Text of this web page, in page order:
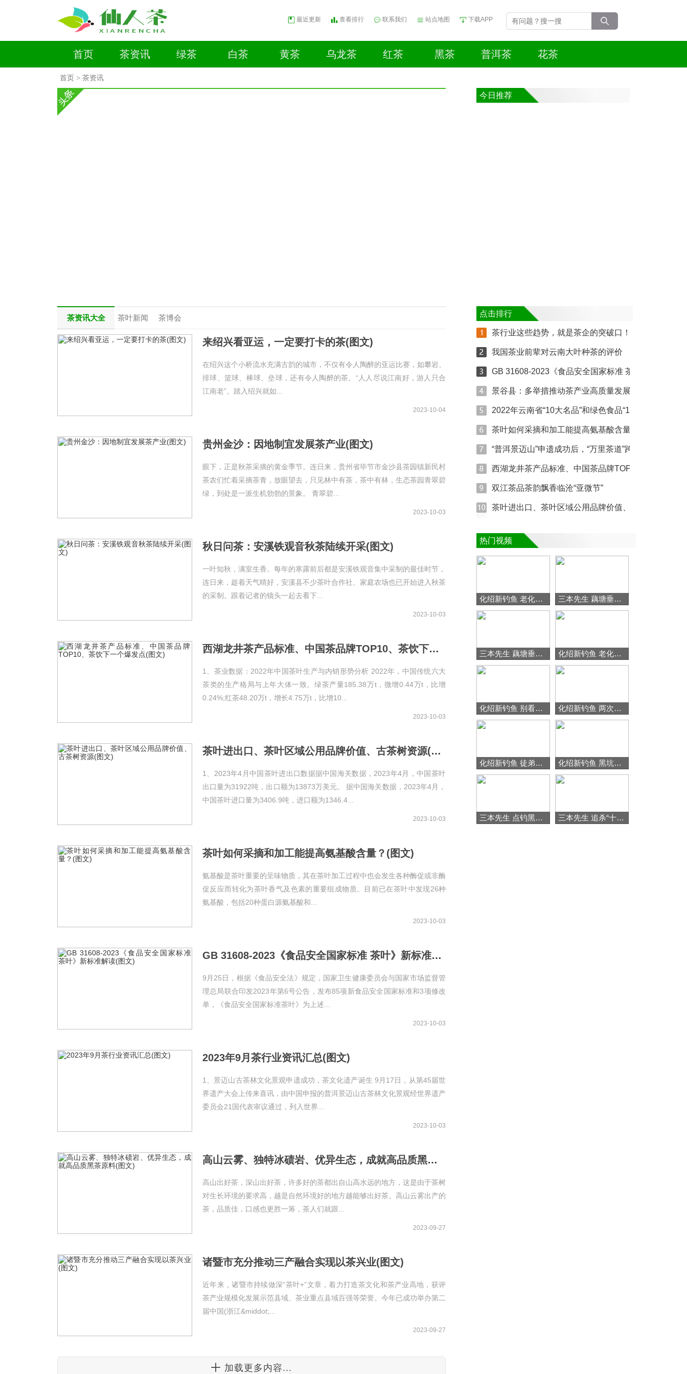
最近更新 查看排行 联系我们 站点地图 下载APP
首页 茶资讯 绿茶 白茶 黄茶 乌龙茶 红茶 黑茶 普洱茶 花茶
首页 > 茶资讯
今日推荐
茶资讯大全 茶叶新闻 茶博会
来绍兴看亚运，一定要打卡的茶(图文)
在绍兴这个小桥流水充满古韵的城市，不仅有令人陶醉的亚运比赛，如攀岩、
排球、篮球、棒球、垒球，还有令人陶醉的茶。“人人尽说江南好，游人只合
江南老”。踏入绍兴就如...
2023-10-04
贵州金沙：因地制宜发展茶产业(图文)
眼下，正是秋茶采摘的黄金季节。连日来，贵州省毕节市金沙县茶园镇新民村
茶农们忙着采摘茶青，放眼望去，只见林中有茶，茶中有林，生态茶园青翠碧
绿，到处是一派生机勃勃的景象。 青翠碧...
2023-10-03
秋日问茶：安溪铁观音秋茶陆续开采(图文)
一叶知秋，满室生香。每年的寒露前后都是安溪铁观音集中采制的最佳时节，
连日来，趁着天气晴好，安溪县不少茶叶合作社、家庭农场也已开始进入秋茶
的采制。跟着记者的镜头一起去看下...
2023-10-03
西湖龙井茶产品标准、中国茶品牌TOP10、茶饮下一个爆发点(图文)
1、茶业数据：2022年中国茶叶生产与内销形势分析 2022年，中国传统六大
茶类的生产格局与上年大体一致。绿茶产量185.38万t，微增0.44万t，比增
0.24%;红茶48.20万t，增长4.75万t，比增10...
2023-10-03
茶叶进出口、茶叶区域公用品牌价值、古茶树资源(图文)
1、2023年4月中国茶叶进出口数据据中国海关数据，2023年4月，中国茶叶
出口量为31922吨，出口额为13873万美元。 据中国海关数据，2023年4月，
中国茶叶进口量为3406.9吨，进口额为1346.4...
2023-10-03
茶叶如何采摘和加工能提高氨基酸含量？(图文)
氨基酸是茶叶重要的呈味物质，其在茶叶加工过程中也会发生各种酶促或非酶
促反应而转化为茶叶香气及色素的重要组成物质。目前已在茶叶中发现26种
氨基酸，包括20种蛋白源氨基酸和...
2023-10-03
GB 31608-2023《食品安全国家标准 茶叶》新标准解读(图文)
9月25日，根据《食品安全法》规定，国家卫生健康委员会与国家市场监督管
理总局联合印发2023年第6号公告，发布85项新食品安全国家标准和3项修改
单，《食品安全国家标准茶叶》为上述...
2023-10-03
2023年9月茶行业资讯汇总(图文)
1、景迈山古茶林文化景观申遗成功，茶文化遗产诞生 9月17日，从第45届世
界遗产大会上传来喜讯，由中国申报的普洱景迈山古茶林文化景观经世界遗产
委员会21国代表审议通过，列入世界...
2023-10-03
高山云雾、独特冰碛岩、优异生态，成就高品质黑茶原料(图文)
高山出好茶，深山出好茶，许多好的茶都出自山高水远的地方，这是由于茶树
对生长环境的要求高，越是自然环境好的地方越能够出好茶。高山云雾出产的
茶，品质佳，口感也更胜一筹，茶人们就跟...
2023-09-27
诸暨市充分推动三产融合实现以茶兴业(图文)
近年来，诸暨市持续做深“茶叶+”文章，着力打造茶文化和茶产业高地，获评
茶产业规模化发展示范县域、茶业重点县域百强等荣誉。今年已成功举办第二
届中国(浙江&middot;...
2023-09-27
加载更多内容...
点击排行
茶行业这些趋势，就是茶企的突破口！
我国茶业前辈对云南大叶种茶的评价
GB 31608-2023《食品安全国家标准 茶叶》新标准解
景谷县：多举措推动茶产业高质量发展
2022年云南省“10大名品”和绿色食品“10强企业”是哪
茶叶如何采摘和加工能提高氨基酸含量？(图文)
“普洱景迈山”申遗成功后，“万里茶道”跨国申遗能不能
西湖龙井茶产品标准、中国茶品牌TOP10、茶饮下一
双江茶品茶韵飘香临沧“亚微节”
茶叶进出口、茶叶区域公用品牌价值、古茶树资源(图
热门视频
化绍新钓鱼 老化吐槽黑坑内幕,把钓友当傻子骗 [视频] 三本先生 藕塘垂钓小鲫鱼、下部 [视频]
三本先生 藕塘垂钓小鲫鱼、上部 [视频] 化绍新钓鱼 老化这是用了什么高招？第一竿就上鱼 [视频]
化绍新钓鱼 别看只是小水库，鱼可是一尾比一尾大 [视频] 化绍新钓鱼 两次黑漂都是拔河跑鱼 [视频]
化绍新钓鱼 徒弟这边上了一条怪鱼老化见了欣喜若狂 [视频] 化绍新钓鱼 黑坑作钓的黄金水位是多深 [视频]
三本先生 点钓黑鱼185 水库弯口点钓黑鱼 [视频] 三本先生 追杀“十三太保”预告片 [视频]